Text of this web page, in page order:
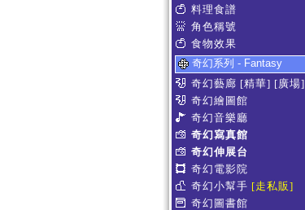
料理食譜
角色稱號
食物效果
奇幻系列 - Fantasy
奇幻藝廊 [精華] [廣場]
奇幻繪圖館
奇幻音樂廳
奇幻寫真館
奇幻伸展台
奇幻電影院
奇幻小幫手 [走私販]
奇幻圖書館